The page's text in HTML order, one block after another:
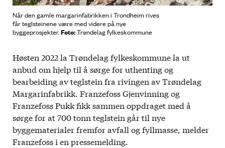
Når den gamle margarinfabrikken i Trondheim rives
får teglsteinene være med videre på nye
byggeprosjekter.Foto:Trøndelag fylkeskommune
Høsten 2022 la Trøndelag fylkeskommune la ut
anbud om hjelp til å sørge for uthenting og
bearbeiding av teglstein fra rivingen av Trøndelag
Margarinfabrikk. Franzefoss Gjenvinning og
Franzefoss Pukk fikk sammen oppdraget med å
sørge for at 700 tonn teglstein går til nye
byggematerialer fremfor avfall og fyllmasse, melder
Franzefoss i en pressemelding.